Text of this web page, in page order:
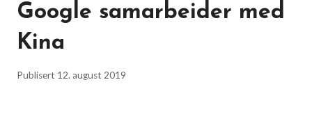
Google samarbeider med
Kina
Publisert 12. august 2019